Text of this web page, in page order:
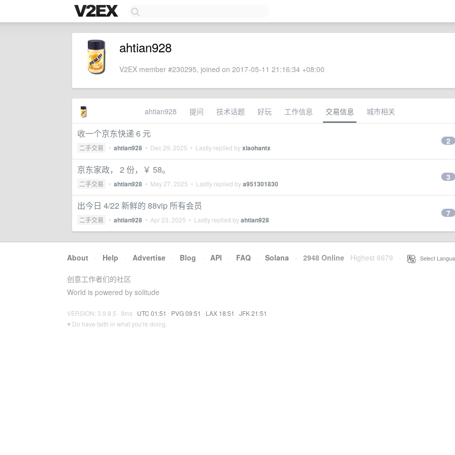
ahtian928
V2EX member #230295, joined on 2017-05-11 21:16:34 +08:00
ahtian928 提问 技术话题 好玩 工作信息 交易信息 城市相关
收一个京东快递 6 元
二手交易 • ahtian928 • Dec 29, 2025 • Lastly replied byxiaohantx
2
京东家政， 2 份，￥ 58。
二手交易 • ahtian928 • May 27, 2025 • Lastly replied bya951301830
3
出今日 4/22 新鲜的 88vip 所有会员
二手交易 • ahtian928 • Apr 23, 2025 • Lastly replied byahtian928
7
About · Help · Advertise · Blog · API · FAQ · Solana · 2948 Online Highest 6679 Select
创意工作者们的社区
World is powered by solitude
VERSION: 3.9.8.5 · 9ms · UTC 01:51 · PVG 09:51 · LAX 18:51 · JFK 21:51
♥ Do have faith in what you're doing.